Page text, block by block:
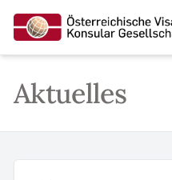
Aktuelles